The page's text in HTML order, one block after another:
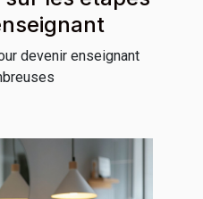
devenir enseignant